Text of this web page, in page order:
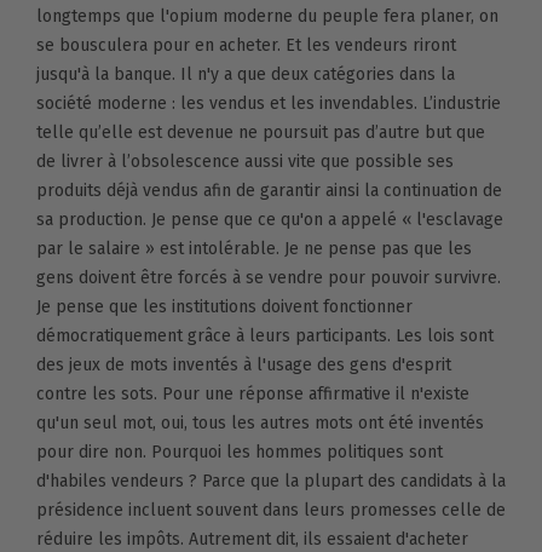
longtemps que l'opium moderne du peuple fera planer, on
se bousculera pour en acheter. Et les vendeurs riront
jusqu'à la banque. Il n'y a que deux catégories dans la
société moderne : les vendus et les invendables. L’industrie
telle qu’elle est devenue ne poursuit pas d’autre but que
de livrer à l’obsolescence aussi vite que possible ses
produits déjà vendus afin de garantir ainsi la continuation de
sa production. Je pense que ce qu'on a appelé « l'esclavage
par le salaire » est intolérable. Je ne pense pas que les
gens doivent être forcés à se vendre pour pouvoir survivre.
Je pense que les institutions doivent fonctionner
démocratiquement grâce à leurs participants. Les lois sont
des jeux de mots inventés à l'usage des gens d'esprit
contre les sots. Pour une réponse affirmative il n'existe
qu'un seul mot, oui, tous les autres mots ont été inventés
pour dire non. Pourquoi les hommes politiques sont
d'habiles vendeurs ? Parce que la plupart des candidats à la
présidence incluent souvent dans leurs promesses celle de
réduire les impôts. Autrement dit, ils essaient d'acheter